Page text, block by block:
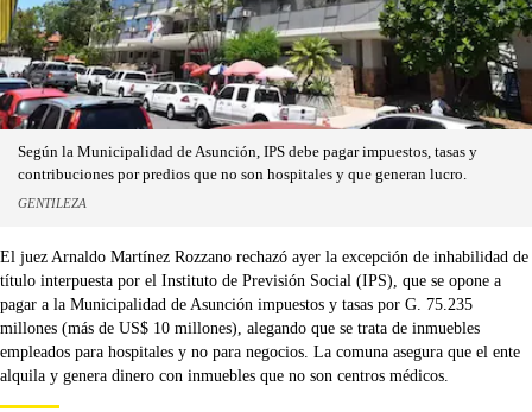
Según la Municipalidad de Asunción, IPS debe pagar impuestos, tasas y
contribuciones por predios que no son hospitales y que generan lucro.
GENTILEZA
El juez Arnaldo Martínez Rozzano rechazó ayer la excepción de inhabilidad de
título interpuesta por el Instituto de Previsión Social (IPS), que se opone a
pagar a la Municipalidad de Asunción impuestos y tasas por G. 75.235
millones (más de US$ 10 millones), alegando que se trata de inmuebles
empleados para hospitales y no para negocios. La comuna asegura que el ente
alquila y genera dinero con inmuebles que no son centros médicos.